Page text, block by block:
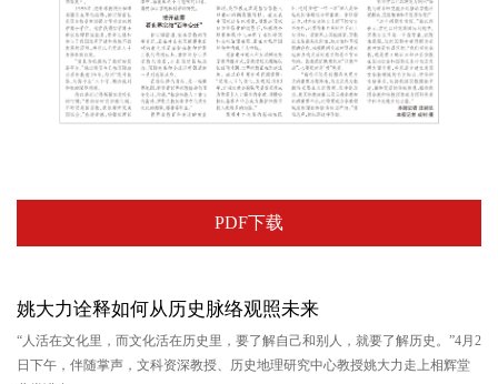
PDF下载
姚大力诠释如何从历史脉络观照未来
“人活在文化里，而文化活在历史里，要了解自己和别人，就要了解历史。”4月2
日下午，伴随掌声，文科资深教授、历史地理研究中心教授姚大力走上相辉堂